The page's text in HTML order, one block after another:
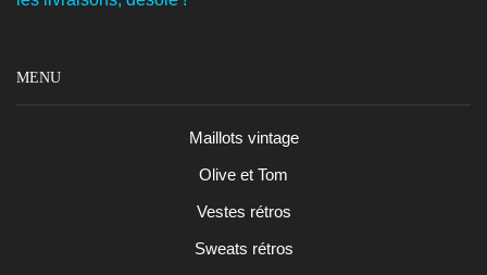
MENU
Maillots vintage
Olive et Tom
Vestes rétros
Sweats rétros